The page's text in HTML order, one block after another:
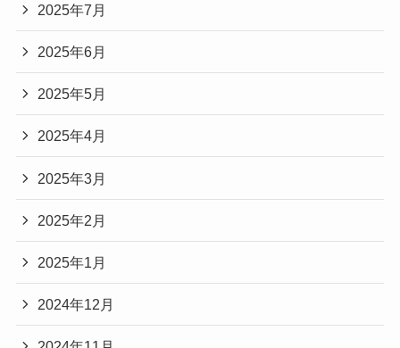
2025年7月
2025年6月
2025年5月
2025年4月
2025年3月
2025年2月
2025年1月
2024年12月